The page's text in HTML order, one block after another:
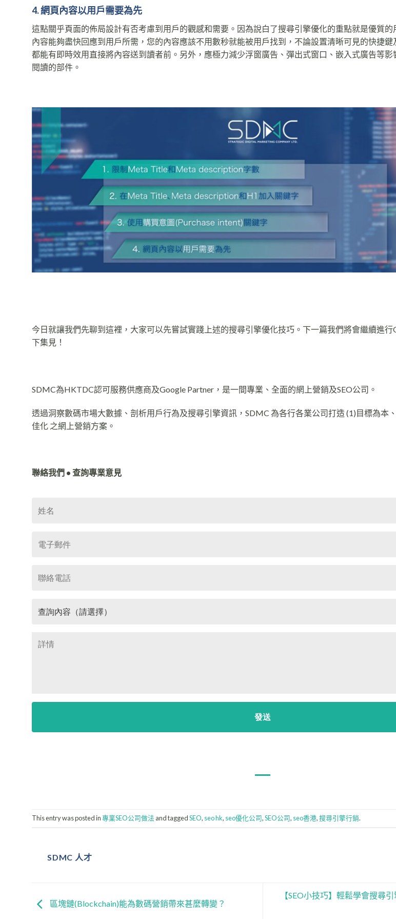
4. 網頁內容以用戶需要為先
這點關乎頁面的佈局設計有否考慮到用戶的觀感和需要。因為說白了搜尋引擎優化的重點就是優質
內容能夠盡快回應到用戶所需，您的內容應該不用數秒就能被用戶找到，不論設置清晰可見的快捷鍵
都能有即時效用直接將內容送到讀者前。另外，應極力減少浮窗廣告、彈出式窗口、嵌入式廣告等
閱讀的部件。
今日就讓我們先聊到這裡，大家可以先嘗試實踐上述的搜尋引擎優化技巧。下一篇我們將會繼續進行
下集見！
SDMC為HKTDC認可服務供應商及Google Partner，是一間專業、全面的網上營銷及SEO公司。
透過洞察數碼市場大數據、剖析用戶行為及搜尋引擎資訊，SDMC 為各行各業公司打造 (1)目標為本
佳化 之網上營銷方案。
聯絡我們 • 查詢專業意見
This entry was posted in專業SEO公司做法 and taggedSEO, seo hk, seo優化公司,SEO公司, seo香港,搜尋引擎行銷.
SDMC 人才
區塊鏈(Blockchain)能為數碼營銷帶來甚麼轉變？
【SEO小技巧】輕鬆學會搜尋